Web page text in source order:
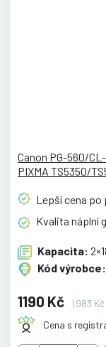
Canon PG-560/
PIXMA TS5350/
Lepší cena po
Kvalita náplní
Kapacita:
Kód výrobce:
1190 Kč
(983
Cena s